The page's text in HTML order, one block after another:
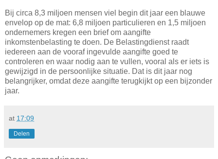
Bij circa 8,3 miljoen mensen viel begin dit jaar een blauwe
envelop op de mat: 6,8 miljoen particulieren en 1,5 miljoen
ondernemers kregen een brief om aangifte
inkomstenbelasting te doen. De Belastingdienst raadt
iedereen aan de vooraf ingevulde aangifte goed te
controleren en waar nodig aan te vullen, vooral als er iets is
gewijzigd in de persoonlijke situatie. Dat is dit jaar nog
belangrijker, omdat deze aangifte terugkijkt op een bijzonder
jaar.
at 17:09
Delen